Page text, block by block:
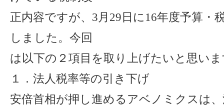
正内容ですが、3月29日に16年度予算・
しました。今回
は以下の２項目を取り上げたいと思い
１．法人税率等の引き下げ
安倍首相が押し進めるアベノミクスは